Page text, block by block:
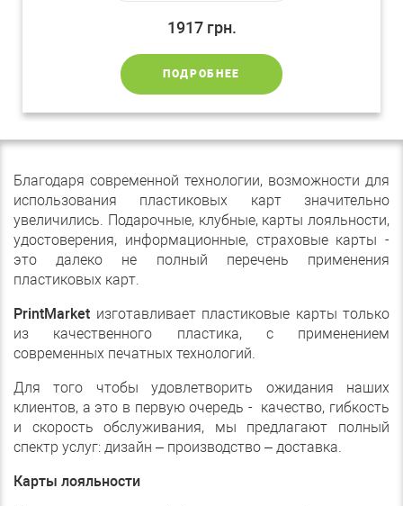
1917 грн.
ПОДРОБНЕЕ
Благодаря современной технологии, возможности для
использования пластиковых карт значительно
увеличились. Подарочные, клубные, карты лояльности,
удостоверения, информационные, страховые карты -
это далеко не полный перечень применения
пластиковых карт.
PrintMarket изготавливает пластиковые карты только
из качественного пластика, с применением
современных печатных технологий.
Для того чтобы удовлетворить ожидания наших
клиентов, а это в первую очередь - качество, гибкость
и скорость обслуживания, мы предлагают полный
спектр услуг: дизайн – производство – доставка.
Карты лояльности